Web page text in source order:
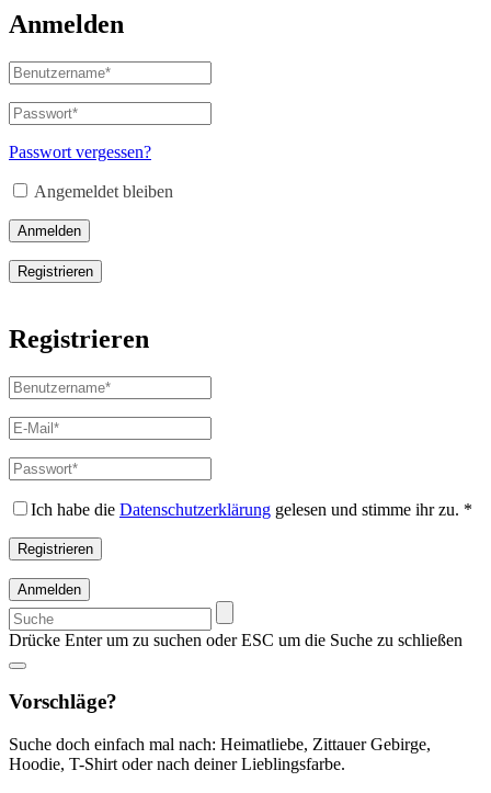
Anmelden
Benutzername
oder
E-
Mail-
Adresse*
Passwort*
Erforderlich
Passwort vergessen?
Angemeldet bleiben
Anmelden
Registrieren
Registrieren
Benutzername
Erforderlich
E-
Mail-
Adresse*
Erforderlich
Passwort*
Erforderlich
Ich habe die Datenschutzerklärung gelesen und stimme ihr zu. *
Registrieren
Anmelden
Suchen
nach:
Drücke Enter um zu suchen oder ESC um die Suche zu schließen
Vorschläge?
Suche doch einfach mal nach: Heimatliebe, Zittauer Gebirge,
Hoodie, T-Shirt oder nach deiner Lieblingsfarbe.